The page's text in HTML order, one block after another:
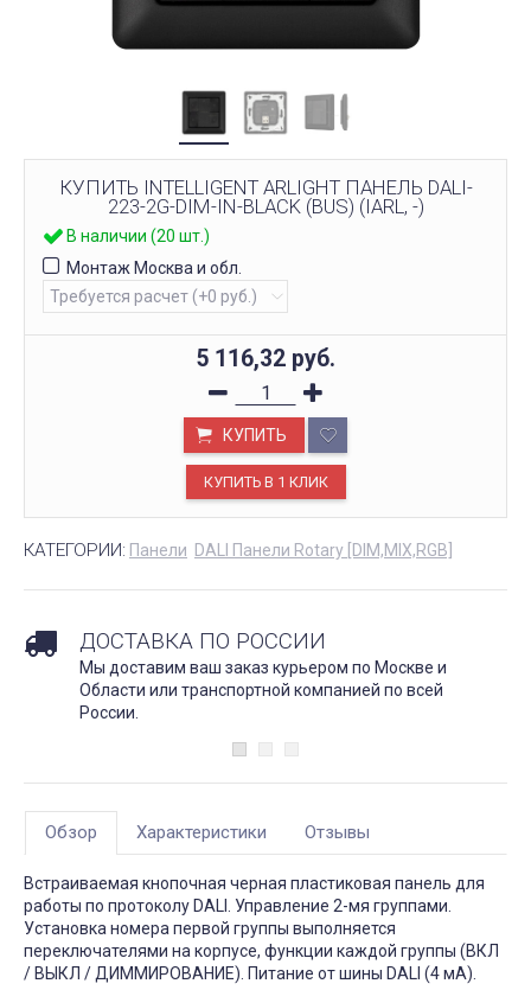
КУПИТЬ INTELLIGENT ARLIGHT ПАНЕЛЬ DALI-
223-2G-DIM-IN-BLACK (BUS) (IARL, -)
В наличии (20 шт.)
Монтаж Москва и обл.
5 116,32 руб.
КУПИТЬ
КАТЕГОРИИ: Панели DALI Панели Rotary [DIM,MIX,RGB]
ДОСТАВКА ПО РОССИИ
Мы доставим ваш заказ курьером по Москве и
Области или транспортной компанией по всей
России.
Обзор Характеристики Отзывы
Встраиваемая кнопочная черная пластиковая панель для
работы по протоколу DALI. Управление 2-мя группами.
Установка номера первой группы выполняется
переключателями на корпусе, функции каждой группы (ВКЛ
/ ВЫКЛ / ДИММИРОВАНИЕ). Питание от шины DALI (4 мА).